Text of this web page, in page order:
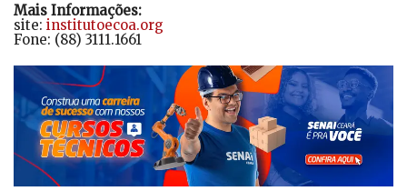
Mais Informações:
site: institutoecoa.org
Fone: (88) 3111.1661